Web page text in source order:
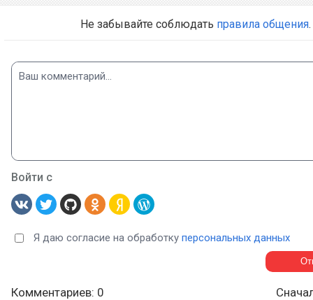
Не забывайте соблюдать правила общения.
Войти с
Я даю согласие на обработку персональных данных
Комментариев: 0